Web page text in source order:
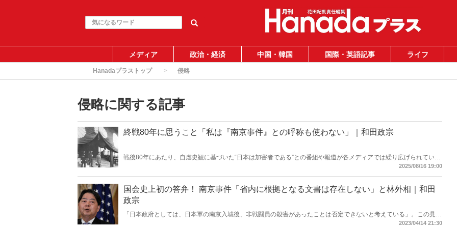
メディア 政治・経済 中国・韓国 国際・英語記事 ライフ
Hanadaプラストップ 侵略
侵略に関する記事
終戦80年に思うこと「私は『南京事件』との呼称も使わない」｜和田政宗
戦後80年にあたり、自虐史観に基づいた“日本は加害者である”との番組や報道が各メディアでは繰り広げられてい
る。東京裁判や“南京大虐殺”肯定派は、おびただしい数の南京市民が日本軍に虐殺されたと言う。しかし、南京戦に
2025/08/16 19:00
国会史上初の答弁！ 南京事件「省内に根拠となる文書は存在しない」と林外相｜和田
政宗
「日本政府としては、日本軍の南京入城後、非戦闘員の殺害があったことは否定できないと考えている」。この見解
2023/04/14 21:30